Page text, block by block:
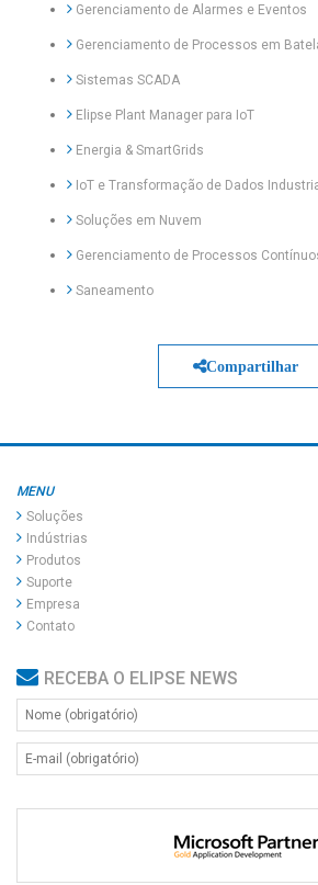
Gerenciamento de Alarmes e Eventos
Gerenciamento de Processos em
Sistemas SCADA
Elipse Plant Manager para IoT
Energia & SmartGrids
IoT e Transformação de Dados
Soluções em Nuvem
Gerenciamento de Processos
Saneamento
Compartilhar
MENU
Soluções
Indústrias
Produtos
Suporte
Empresa
Contato
RECEBA O ELIPSE NEWS